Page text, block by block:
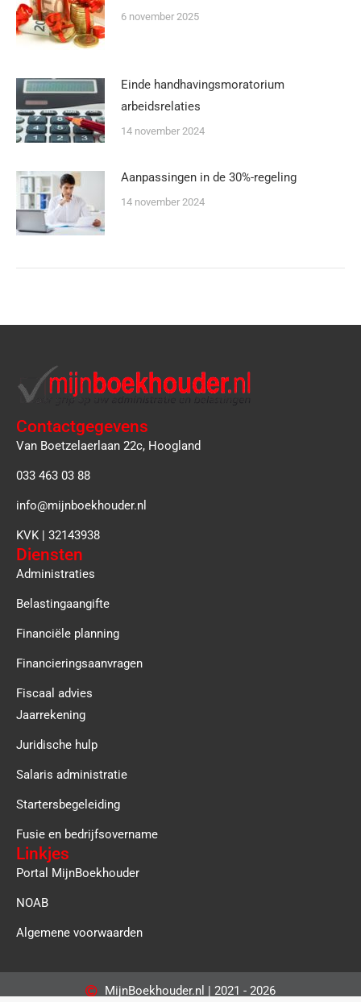
6 november 2025
Einde handhavingsmoratorium
arbeidsrelaties
14 november 2024
Aanpassingen in de 30%-regeling
14 november 2024
Contactgegevens
Van Boetzelaerlaan 22c, Hoogland
033 463 03 88
info@mijnboekhouder.nl
KVK | 32143938
Diensten
Administraties
Belastingaangifte
Financiële planning
Financieringsaanvragen
Fiscaal advies
Jaarrekening
Juridische hulp
Salaris administratie
Startersbegeleiding
Fusie en bedrijfsovername
Linkjes
Portal MijnBoekhouder
NOAB
Algemene voorwaarden
MijnBoekhouder.nl | 2021 - 2026